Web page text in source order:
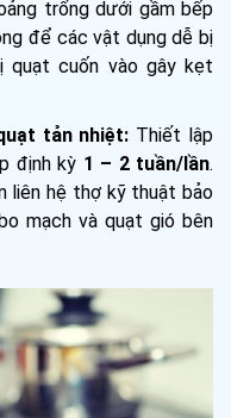
trống dưới gầm bếp
để các vật dụng dễ bị
quạt cuốn vào gây kẹt
tản nhiệt: Thiết lập
định kỳ 1 – 2 tuần/lần.
liên hệ thợ kỹ thuật bảo
mạch và quạt gió bên